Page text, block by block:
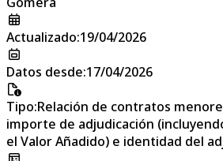
Actualizado:19/04/2026
Datos desde:17/04/2026
Tipo:Relación de contratos
importe de adjudicación
el Valor Añadido) e identidad del